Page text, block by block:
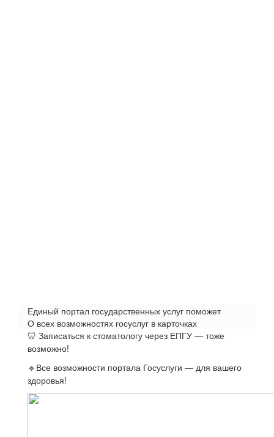
Единый портал государственных услуг поможет
О всех возможностях госуслуг в карточках
🦷 Записаться к стоматологу через ЕПГУ — тоже
возможно!
🔹Все возможности портала Госуслуги — для вашего
здоровья!